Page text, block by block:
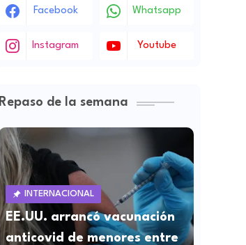
Facebook Whatsapp
Instagram Youtube
Repaso de la semana
INTERNACIONAL
EE.UU. arrancó vacunación
anticovid de menores entre